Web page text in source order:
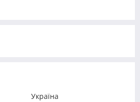
Україна